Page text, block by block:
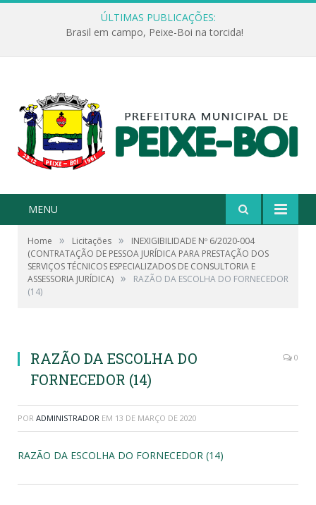
ÚLTIMAS PUBLICAÇÕES:
Brasil em campo, Peixe-Boi na torcida!
MENU
Home » Licitações »
INEXIGIBILIDADE Nº 6/2020-004
(CONTRATAÇÃO DE PESSOA JURÍDICA PARA PRESTAÇÃO DOS
SERVIÇOS TÉCNICOS ESPECIALIZADOS DE CONSULTORIA E
ASSESSORIA JURÍDICA) »
RAZÃO DA ESCOLHA DO FORNECEDOR
(14)
RAZÃO DA ESCOLHA DO
FORNECEDOR (14)
0
POR ADMINISTRADOR EM 13 DE MARÇO DE 2020
RAZÃO DA ESCOLHA DO FORNECEDOR (14)